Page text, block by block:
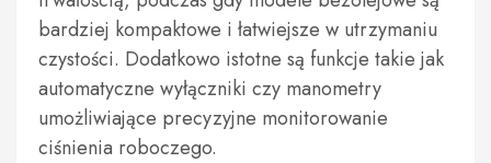
bardziej kompaktowe i łatwiejsze w utrzymaniu
czystości. Dodatkowo istotne są funkcje takie jak
automatyczne wyłączniki czy manometry
umożliwiające precyzyjne monitorowanie
ciśnienia roboczego.